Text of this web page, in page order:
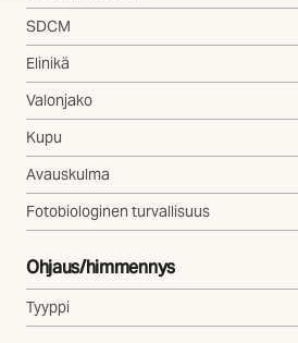
SDCM
Elinikä
Valonjako
Kupu
Avauskulma
Fotobiologinen turvallisuus
Ohjaus/himmennys
Tyyppi